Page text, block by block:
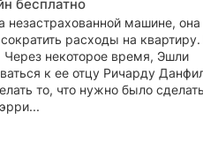
бесплатно
машине, она
расходы на квартиру.
Через некоторое время, Эшли
к ее отцу Ричарду
то, что нужно было